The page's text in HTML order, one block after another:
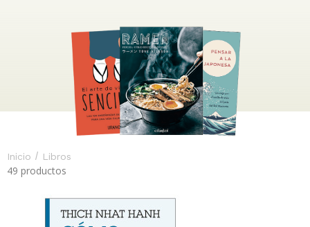
Inicio / Libros
49 productos